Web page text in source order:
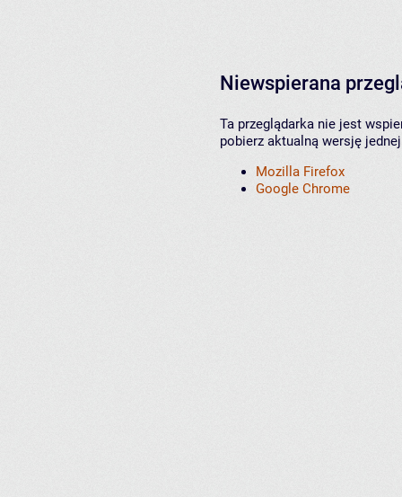
Niewspierana
Ta przeglądarka nie jest
pobierz aktualną wersję
Mozilla Firefox
Google Chrome